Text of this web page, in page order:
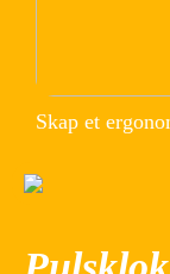
Skap et